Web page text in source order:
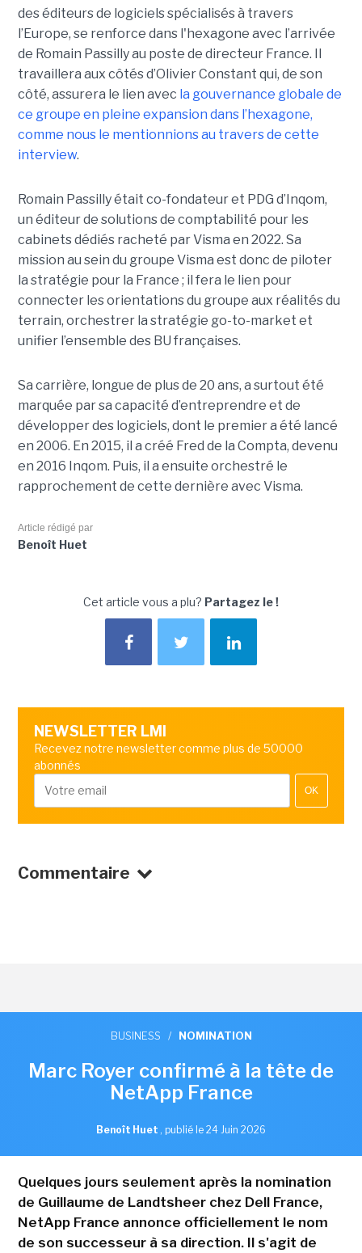
des éditeurs de logiciels spécialisés à travers
l’Europe, se renforce dans l'hexagone avec l’arrivée
de Romain Passilly au poste de directeur France. Il
travaillera aux côtés d’Olivier Constant qui, de son
côté, assurera le lien avec la gouvernance globale de
ce groupe en pleine expansion dans l’hexagone,
comme nous le mentionnions au travers de cette
interview.
Romain Passilly était co-fondateur et PDG d’Inqom,
un éditeur de solutions de comptabilité pour les
cabinets dédiés racheté par Visma en 2022. Sa
mission au sein du groupe Visma est donc de piloter
la stratégie pour la France ; il fera le lien pour
connecter les orientations du groupe aux réalités du
terrain, orchestrer la stratégie go-to-market et
unifier l’ensemble des BU françaises.
Sa carrière, longue de plus de 20 ans, a surtout été
marquée par sa capacité d’entreprendre et de
développer des logiciels, dont le premier a été lancé
en 2006. En 2015, il a créé Fred de la Compta, devenu
en 2016 Inqom. Puis, il a ensuite orchestré le
rapprochement de cette dernière avec Visma.
Article rédigé par
Benoît Huet
Cet article vous a plu? Partagez le !
NEWSLETTER LMI
Recevez notre newsletter comme plus de 50000
abonnés
OK
Commentaire
BUSINESS / NOMINATION
Marc Royer confirmé à la tête de
NetApp France
Benoît Huet , publié le 24 Juin 2026
Quelques jours seulement après la nomination
de Guillaume de Landtsheer chez Dell France,
NetApp France annonce officiellement le nom
de son successeur à sa direction. Il s'agit de